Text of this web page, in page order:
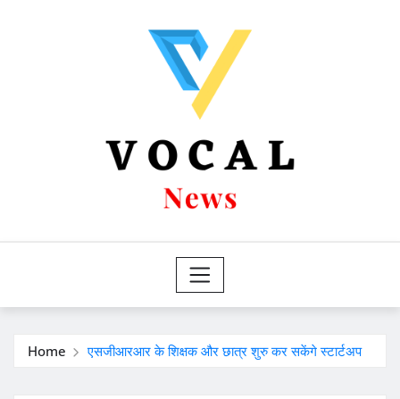
Home एसजीआरआर के शिक्षक और छात्र शुरु कर सकेंगे स्टार्टअप